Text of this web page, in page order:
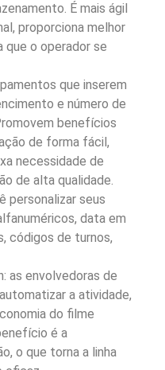
É mais ágil
proporciona melhor
o operador se
que inserem
e número de
benefícios
de forma fácil,
necessidade de
de alta qualidade.
personalizar seus
data em
códigos de turnos,
as envolvedoras de
a atividade,
do filme
é a
o que torna a linha